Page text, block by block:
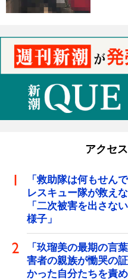
アクセ
「救助隊は何もせん
レスキュー隊が救え
「二次被害を出さな
様子」
「玖瑠美の最期の
害者の親族が慟哭の
かった自分たちを責